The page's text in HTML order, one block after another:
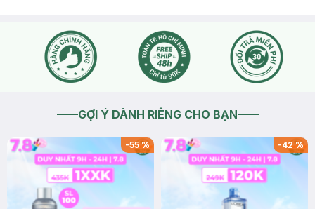
GỢI Ý DÀNH RIÊNG CHO BẠN
-55% -42%